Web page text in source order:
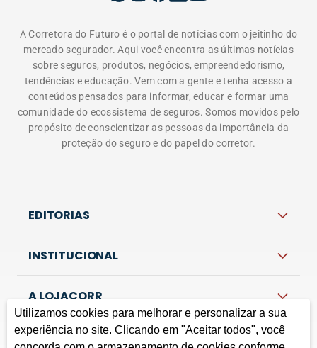
A Corretora do Futuro é o portal de notícias com o jeitinho do
mercado segurador. Aqui você encontra as últimas notícias
sobre seguros, produtos, negócios, empreendedorismo,
tendências e educação. Vem com a gente e tenha acesso a
conteúdos pensados para informar, educar e formar uma
comunidade do ecossistema de seguros. Somos movidos pelo
propósito de conscientizar as pessoas da importância da
proteção do seguro e do papel do corretor.
EDITORIAS
INSTITUCIONAL
A LOJACORR
Utilizamos cookies para melhorar e personalizar a sua
experiência no site. Clicando em "Aceitar todos", você